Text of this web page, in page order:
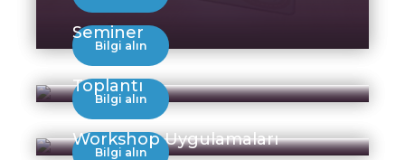
Bilgi alın
Seminer
Bilgi alın
Toplantı
Bilgi alın
Workshop Uygulamaları